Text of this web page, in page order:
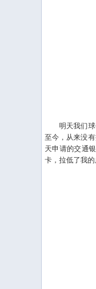
明天我们球会
至今，从来没
天申请的交通
卡，拉低了我的